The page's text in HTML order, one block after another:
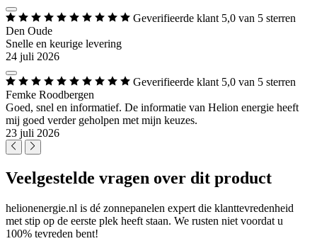
Geverifieerde klant 5,0 van 5 sterren
Den Oude
Snelle en keurige levering
24 juli 2026
Geverifieerde klant 5,0 van 5 sterren
Femke Roodbergen
Goed, snel en informatief. De informatie van Helion energie heeft
mij goed verder geholpen met mijn keuzes.
23 juli 2026
Veelgestelde vragen over dit product
helionenergie.nl is dé zonnepanelen expert die klanttevredenheid
met stip op de eerste plek heeft staan. We rusten niet voordat u
100% tevreden bent!